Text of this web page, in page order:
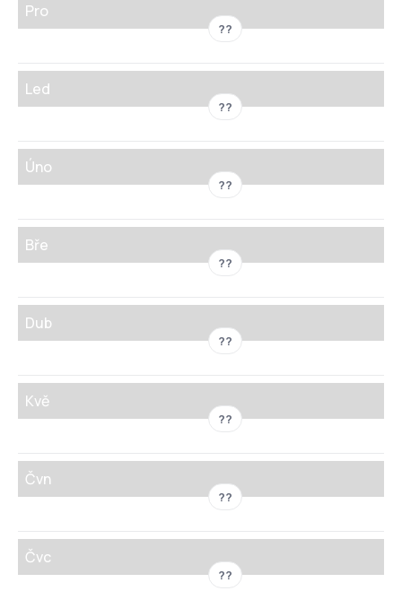
Pro
??
Led
??
Úno
??
Bře
??
Dub
??
Kvě
??
Čvn
??
Čvc
??